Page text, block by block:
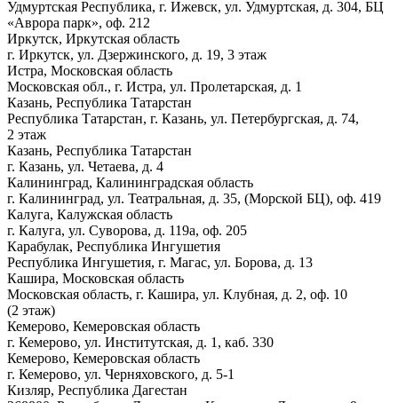
Удмуртская Республика, г. Ижевск, ул. Удмуртская, д. 304, БЦ
«Аврора парк», оф. 212
Иркутск, Иркутская область
г. Иркутск, ул. Дзержинского, д. 19, 3 этаж
Истра, Московская область
Московская обл., г. Истра, ул. Пролетарская, д. 1
Казань, Республика Татарстан
Республика Татарстан, г. Казань, ул. Петербургская, д. 74,
2 этаж
Казань, Республика Татарстан
г. Казань, ул. Четаева, д. 4
Калининград, Калининградская область
г. Калининград, ул. Театральная, д. 35, (Морской БЦ), оф. 419
Калуга, Калужская область
г. Калуга, ул. Суворова, д. 119а, оф. 205
Карабулак, Республика Ингушетия
Республика Ингушетия, г. Магас, ул. Борова, д. 13
Кашира, Московская область
Московская область, г. Кашира, ул. Клубная, д. 2, оф. 10
(2 этаж)
Кемерово, Кемеровская область
г. Кемерово, ул. Институтская, д. 1, каб. 330
Кемерово, Кемеровская область
г. Кемерово, ул. Черняховского, д. 5-1
Кизляр, Республика Дагестан